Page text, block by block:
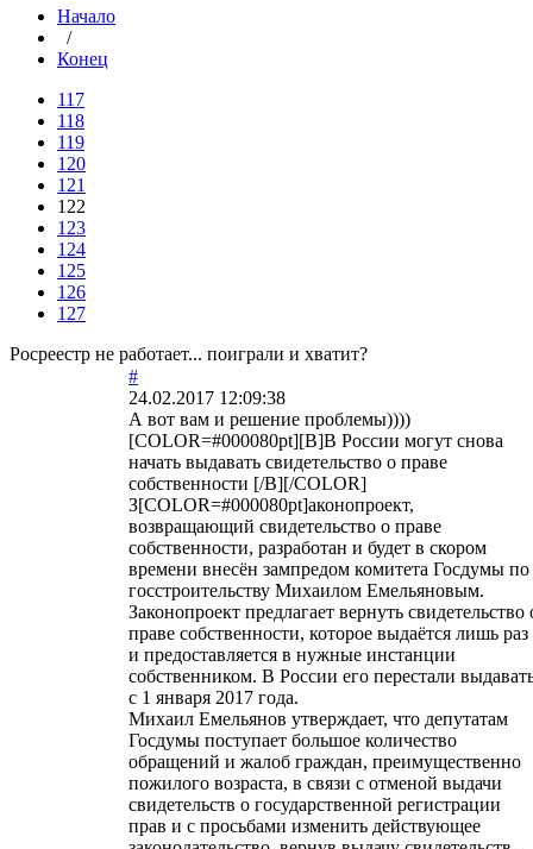
Начало
/
Конец
117
118
119
120
121
122
123
124
125
126
127
Росреестр не работает... поиграли и хватит?
#
24.02.2017 12:09:38
А вот вам и решение проблемы))))
[COLOR=#000080pt][B]В России могут снова
начать выдавать свидетельство о праве
собственности [/B][/COLOR]
З[COLOR=#000080pt]аконопроект,
возвращающий свидетельство о праве
собственности, разработан и будет в скором
времени внесён зампредом комитета Госдумы по
госстроительству Михаилом Емельяновым.
Законопроект предлагает вернуть свидетельство
праве собственности, которое выдаётся лишь раз
и предоставляется в нужные инстанции
собственником. В России его перестали
с 1 января 2017 года.
Михаил Емельянов утверждает, что депутатам
Госдумы поступает большое количество
обращений и жалоб граждан, преимущественно
пожилого возраста, в связи с отменой выдачи
свидетельств о государственной регистрации
прав и с просьбами изменить действующее